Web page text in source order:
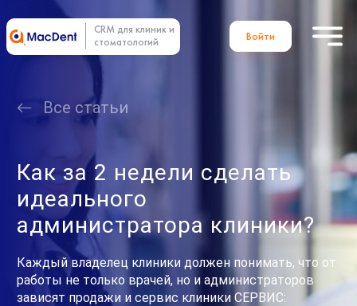
CRM для клиник и
стоматологий
Войти
Все статьи
Как за 2 недели сделать
идеального
администратора клиники?
Каждый владелец клиники должен понимать, что от
работы не только врачей, но и администраторов
зависят продажи и сервис клиники СЕРВИС: